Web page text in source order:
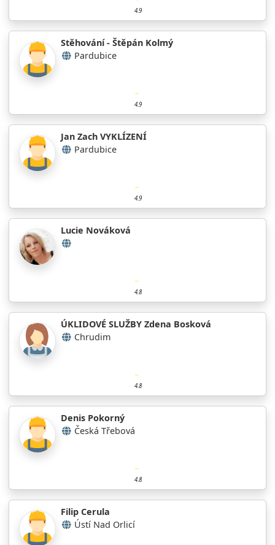
4.9
Stěhování - Štěpán Kolmý
Pardubice
4.9
Jan Zach VYKLÍZENÍ
Pardubice
4.9
Lucie Nováková
4.8
ÚKLIDOVÉ SLUŽBY Zdena Bosková
Chrudim
4.8
Denis Pokorný
Česká Třebová
4.8
Filip Cerula
Ústí Nad Orlicí